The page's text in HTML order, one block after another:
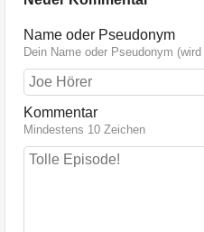
Name oder Pseudonym
Dein Name oder Pseudonym
Kommentar
Mindestens 10 Zeichen